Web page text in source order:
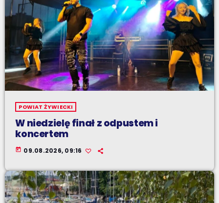
POWIAT ŻYWIECKI
W niedzielę finał z odpustem i
koncertem
today 09.08.2026, 09:16